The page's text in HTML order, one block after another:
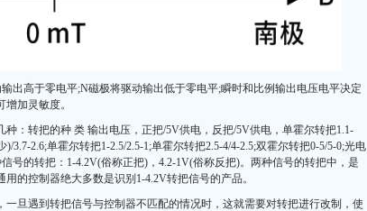
出高于零电平;N磁极将驱动输出低于零电平;瞬时和比例输出电压电平决定
加灵敏度。
：转把的种 类 输出电压，正把/5V供电，反把/5V供电，单霍尔转把1.1-
3.7-2.6;单霍尔转把1-2.5/2.5-1;单霍尔转把2.5-4/4-2.5;双霍尔转把0-5/5-0;光电
号的转把：1-4.2V(俗称正把)，4.2-1V(俗称反把)。两种信号的转把中，是
的控制器绝大多数是识别1-4.2V转把信号的产品。
旦遇到转把信号与控制器不匹配的情况时，这就需要对转把进行改制，使